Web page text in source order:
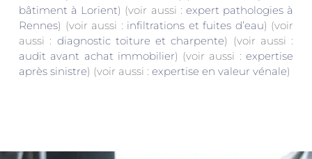
bâtiment à Lorient) (voir aussi : expert pathologies à
Rennes) (voir aussi : infiltrations et fuites d’eau) (voir
aussi : diagnostic toiture et charpente) (voir aussi :
audit avant achat immobilier) (voir aussi :expertise
après sinistre) (voir aussi : expertise en valeur vénale)